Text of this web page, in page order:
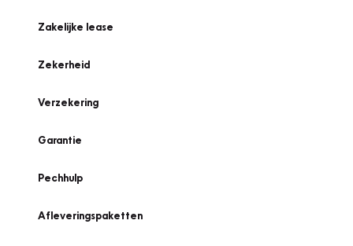
Zakelijke lease
Zekerheid
Verzekering
Garantie
Pechhulp
Afleveringspaketten